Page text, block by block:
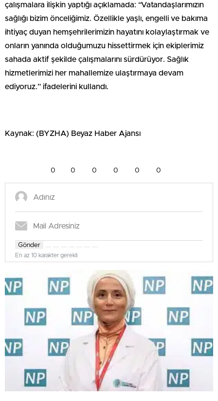
çalışmalara ilişkin yaptığı açıklamada: “Vatandaşlarımızın
sağlığı bizim önceliğimiz. Özellikle yaşlı, engelli ve bakıma
ihtiyaç duyan hemşehrilerimizin hayatını kolaylaştırmak ve
onların yanında olduğumuzu hissettirmek için ekiplerimiz
sahada aktif şekilde çalışmalarını sürdürüyor. Sağlık
hizmetlerimizi her mahallemize ulaştırmaya devam
ediyoruz.” ifadelerini kullandı.
Kaynak: (BYZHA) Beyaz Haber Ajansı
0 0 0 0 0 0
Gönder
En az 10 karakter gerekli